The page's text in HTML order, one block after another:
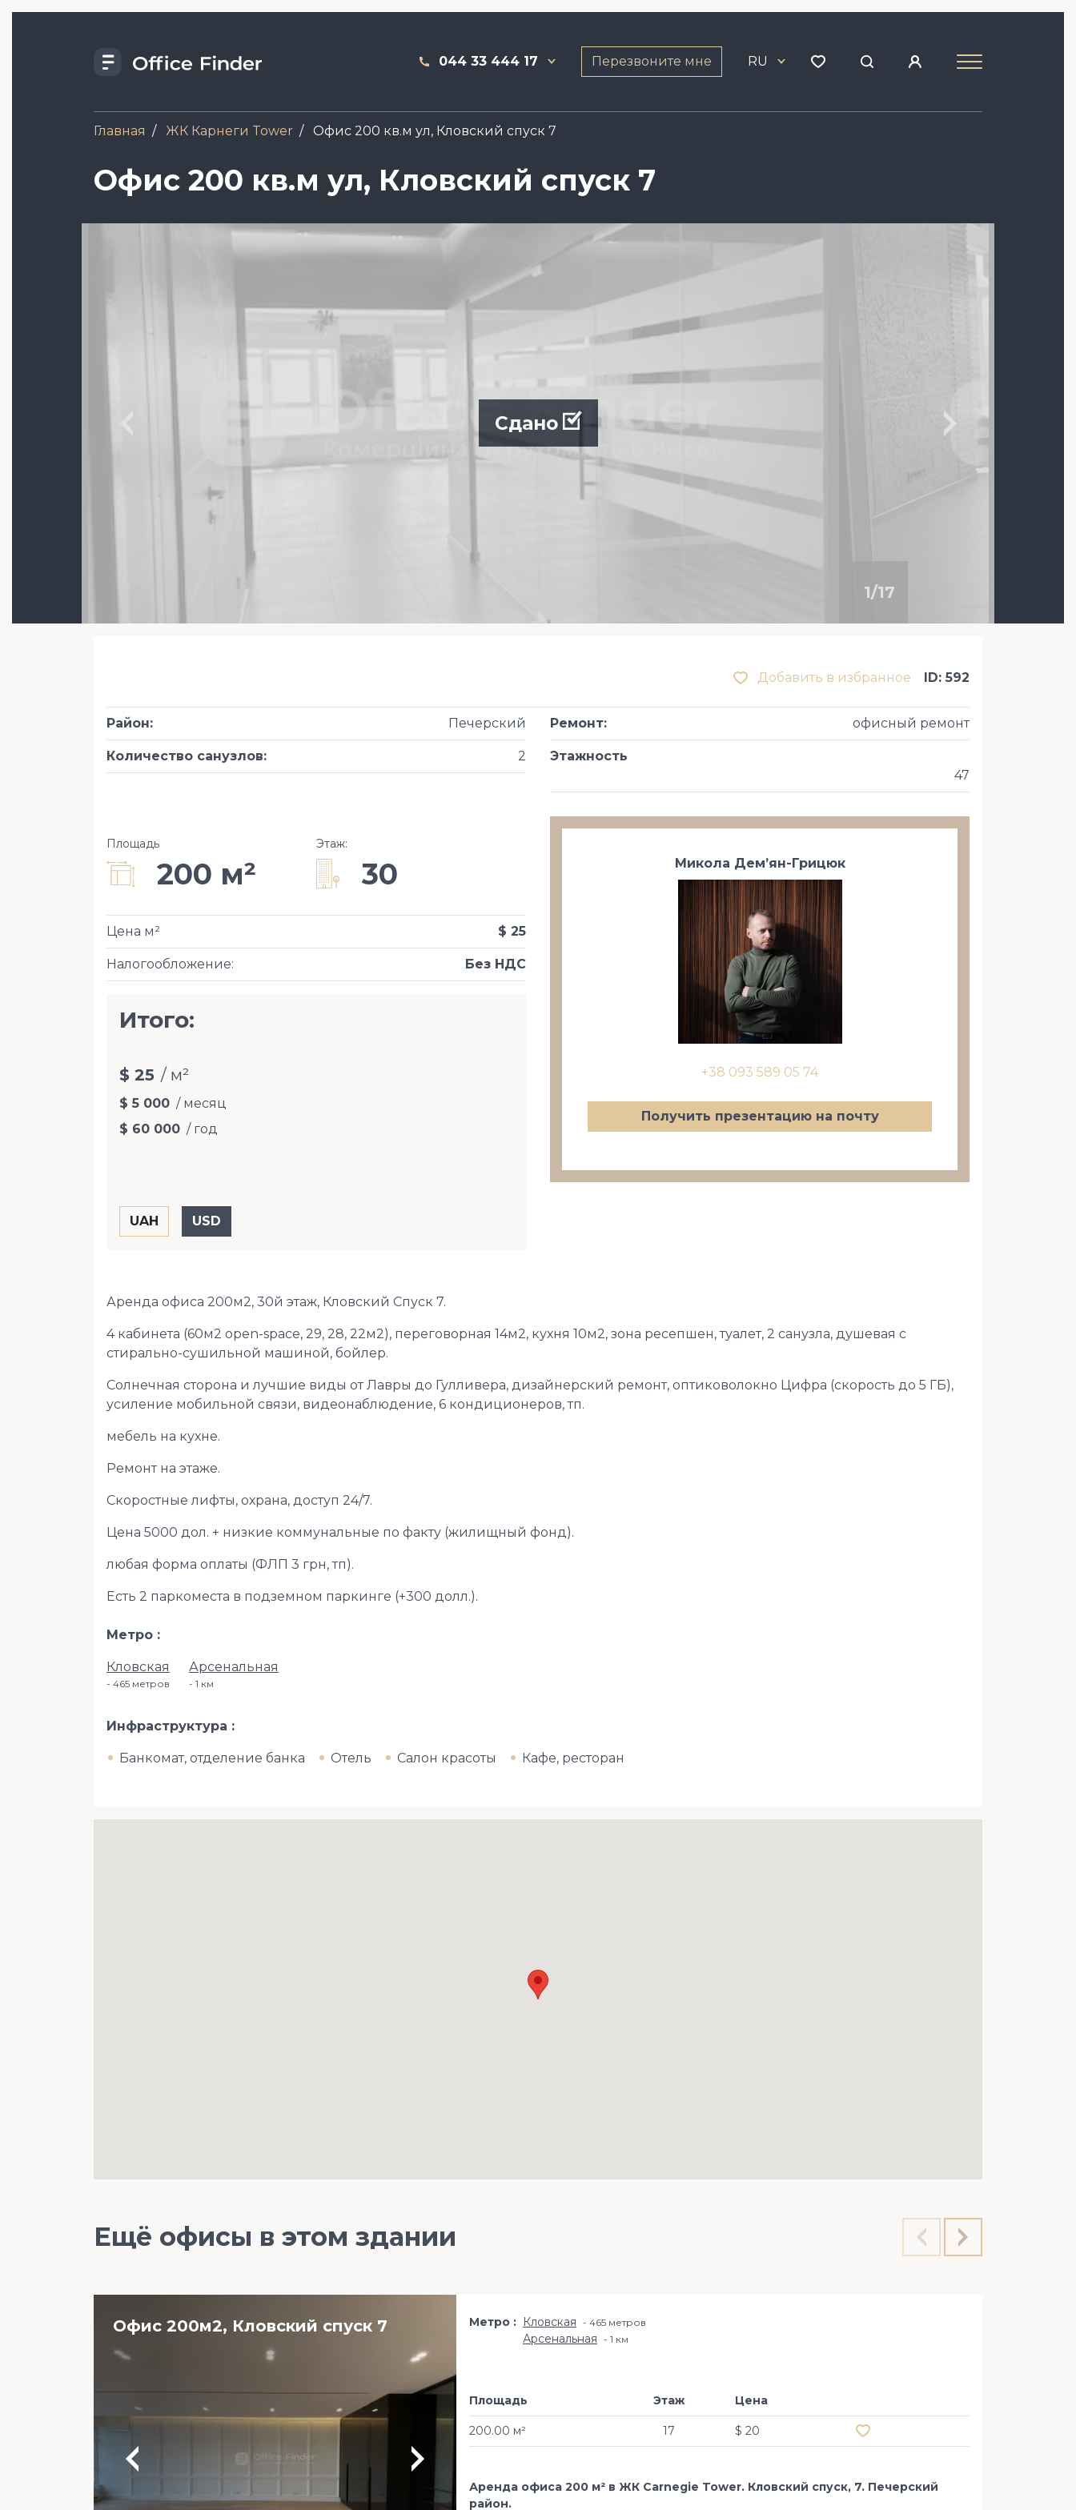
044 33 444 17 Перезвоните мне RU
Главная ЖК Карнеги Tower Офис 200 кв.м ул, Кловский спуск 7
Офис 200 кв.м ул, Кловский спуск 7
1/17
Сдано
Добавить в избранное ID: 592
Район: Печерский
Количество санузлов: 2
Ремонт: офисный ремонт
Этажность
47
Площадь
200 м²
Этаж:
30
Налогообложение: Без НДС
Цена м² $ 25
Итого:
$ 25 / м²
$ 5 000 / месяц
$ 60 000 / год
Микола Дем’ян-Грицюк
+38 093 589 05 74
Получить презентацию на почту
Аренда офиса 200м2, 30й этаж, Кловский Спуск 7.
4 кабинета (60м2 open-space, 29, 28, 22м2), переговорная 14м2, кухня 10м2, зона ресепшен, туалет, 2 санузла, душевая с
стирально-сушильной машиной, бойлер.
Солнечная сторона и лучшие виды от Лавры до Гулливера, дизайнерский ремонт, оптиковолокно Цифра (скорость до 5 ГБ),
усиление мобильной связи, видеонаблюдение, 6 кондиционеров, тп.
мебель на кухне.
Ремонт на этаже.
Скоростные лифты, охрана, доступ 24/7.
Цена 5000 дол. + низкие коммунальные по факту (жилищный фонд).
любая форма оплаты (ФЛП 3 грн, тп).
Есть 2 паркоместа в подземном паркинге (+300 долл.).
Метро
Кловская
465 метров
Арсенальная
1 км
Инфраструктура
Банкомат, отделение банка Отель Салон красоты Кафе, ресторан
Ещё офисы в этом здании
Офис 200м2, Кловский спуск 7 Метро Кловская 465 метров
Арсенальная 1 км
Площадь
200.00 м²
Этаж
17
Цена
$ 20
Аренда офиса 200 м² в ЖК Carnegie Tower. Кловский спуск, 7. Печерский
район.